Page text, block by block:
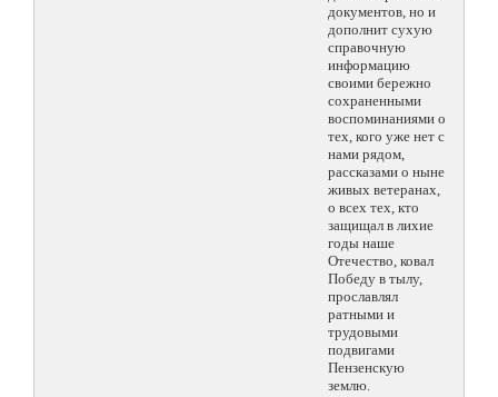
документов, но и
дополнит сухую
справочную
информацию
своими бережно
сохраненными
воспоминаниями о
тех, кого уже нет с
нами рядом,
рассказами о ныне
живых ветеранах,
о всех тех, кто
защищал в лихие
годы наше
Отечество, ковал
Победу в тылу,
прославлял
ратными и
трудовыми
подвигами
Пензенскую
землю.